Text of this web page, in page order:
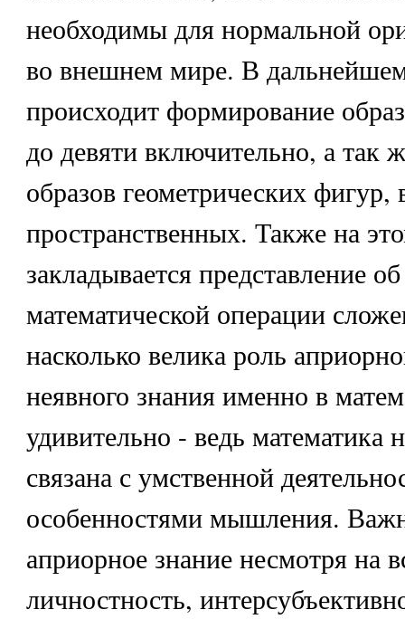
необходимы для нормальной
во внешнем мире. В
происходит формирование
до девяти включительно, а так
образов геометрических фигур,
пространственных. Также на
закладывается представление
математической операции
насколько велика роль
неявного знания именно в
удивительно - ведь математика
связана с умственной
особенностями мышления.
априорное знание несмотря на
личностность,